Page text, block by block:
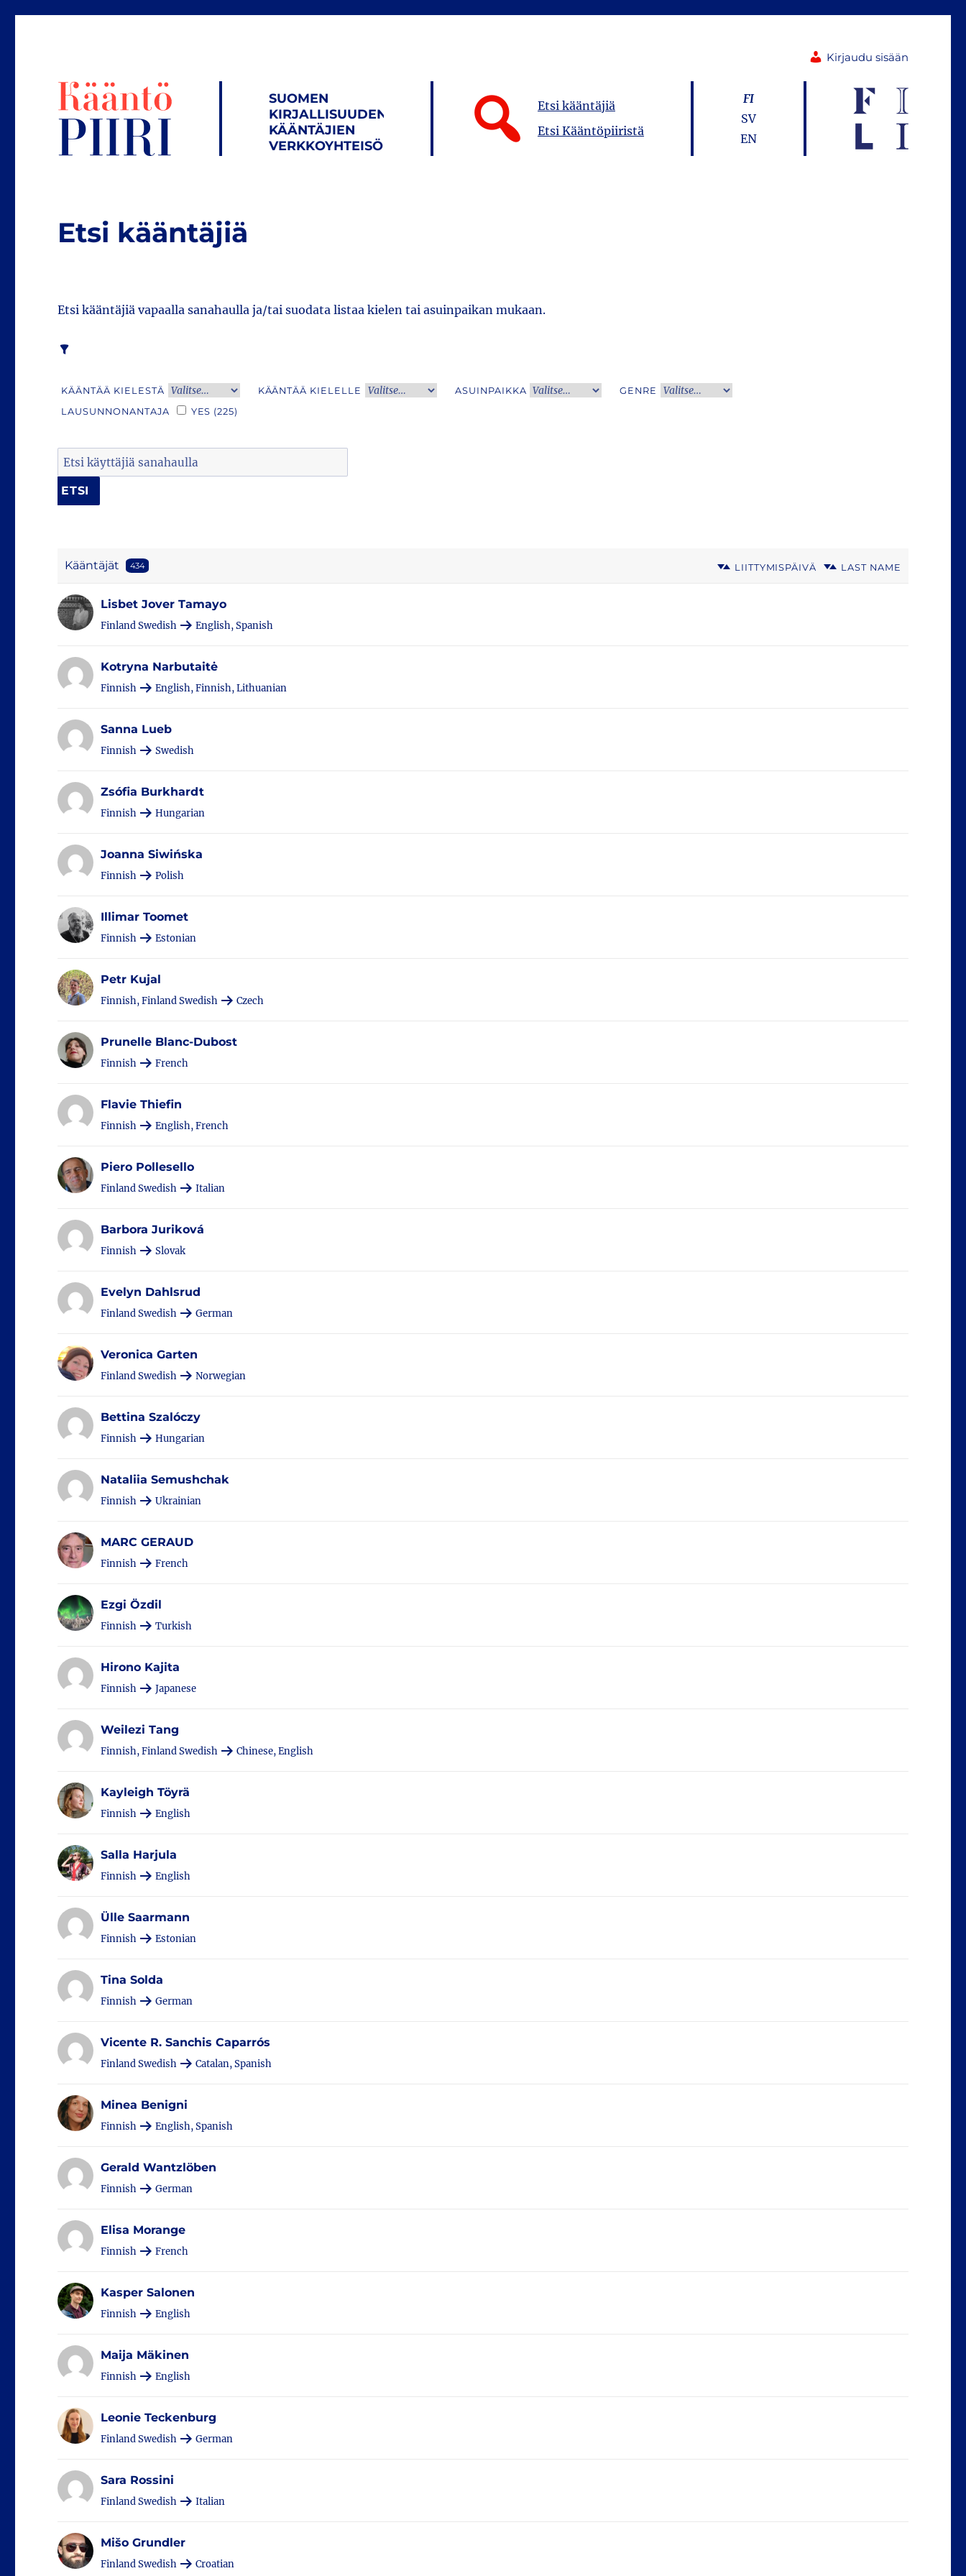
Kirjaudu sisään
SUOMEN
KIRJALLISUUDEN
KÄÄNTÄJIEN
VERKKOYHTEISÖ
Etsi kääntäjiä
Etsi Kääntöpiiristä
FI
SV
EN
Etsi kääntäjiä
Etsi kääntäjiä vapaalla sanahaulla ja/tai suodata listaa kielen tai asuinpaikan mukaan.
KÄÄNTÄÄ KIELESTÄ KÄÄNTÄÄ KIELELLE ASUINPAIKKA
GENRE
LAUSUNNONANTAJA
YES (225)
Kääntäjät 434 LIITTYMISPÄIVÄ LAST NAME
Lisbet Jover Tamayo
Finland Swedish English, Spanish
Kotryna Narbutaitė
Finnish English, Finnish, Lithuanian
Sanna Lueb
Finnish Swedish
Zsófia Burkhardt
Finnish Hungarian
Joanna Siwińska
Finnish Polish
Illimar Toomet
Finnish Estonian
Petr Kujal
Finnish, Finland Swedish Czech
Prunelle Blanc-Dubost
Finnish French
Flavie Thiefin
Finnish English, French
Piero Pollesello
Finland Swedish Italian
Barbora Juriková
Finnish Slovak
Evelyn Dahlsrud
Finland Swedish German
Veronica Garten
Finland Swedish Norwegian
Bettina Szalóczy
Finnish Hungarian
Nataliia Semushchak
Finnish Ukrainian
MARC GERAUD
Finnish French
Ezgi Özdil
Finnish Turkish
Hirono Kajita
Finnish Japanese
Weilezi Tang
Finnish, Finland Swedish Chinese, English
Kayleigh Töyrä
Finnish English
Salla Harjula
Finnish English
Ülle Saarmann
Finnish Estonian
Tina Solda
Finnish German
Vicente R. Sanchis Caparrós
Finland Swedish Catalan, Spanish
Minea Benigni
Finnish English, Spanish
Gerald Wantzlöben
Finnish German
Elisa Morange
Finnish French
Kasper Salonen
Finnish English
Maija Mäkinen
Finnish English
Leonie Teckenburg
Finland Swedish German
Sara Rossini
Finland Swedish Italian
Mišo Grundler
Finland Swedish Croatian